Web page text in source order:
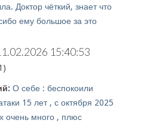
Доктор чёткий, знает что
ему большое за это
15:40:53
О себе : беспокоили
15 лет , с октября 2025
очень много , плюс